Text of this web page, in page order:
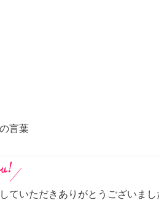
言葉
ていただきありがとうございまし